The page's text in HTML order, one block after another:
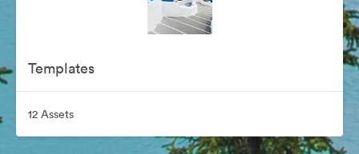
Templates
12 Assets